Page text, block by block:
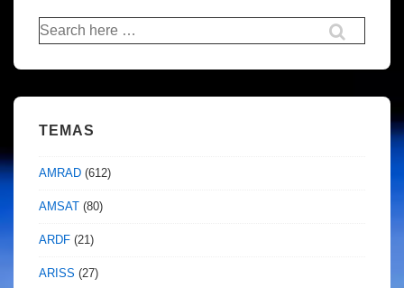
Pesquisar
por:
TEMAS
AMRAD (612)
AMSAT (80)
ARDF (21)
ARISS (27)